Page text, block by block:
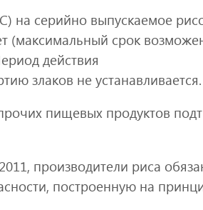
на серийно выпускаемое
(максимальный срок
действия
злаков не устанавливается.
пищевых продуктов
производители риса
построенную на